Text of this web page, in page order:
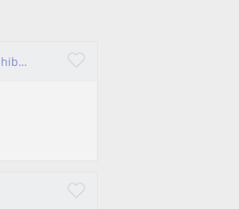
Tarih, Coğrafya, Sosyal Bilgiler öğretmeniyim üç alanda da tecrübe sahibiyim